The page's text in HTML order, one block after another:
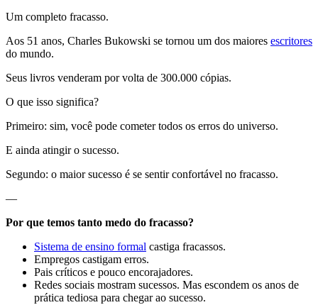
Um completo fracasso.
Aos 51 anos, Charles Bukowski se tornou um dos maiores escritores
do mundo.
Seus livros venderam por volta de 300.000 cópias.
O que isso significa?
Primeiro: sim, você pode cometer todos os erros do universo.
E ainda atingir o sucesso.
Segundo: o maior sucesso é se sentir confortável no fracasso.
—
Por que temos tanto medo do fracasso?
Sistema de ensino formal castiga fracassos.
Empregos castigam erros.
Pais críticos e pouco encorajadores.
Redes sociais mostram sucessos. Mas escondem os anos de
prática tediosa para chegar ao sucesso.